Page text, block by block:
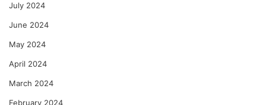
July 2024
June 2024
May 2024
April 2024
March 2024
February 2024